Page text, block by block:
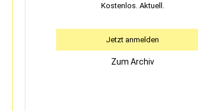
Kostenlos. Aktuell.
Jetzt anmelden
Zum Archiv